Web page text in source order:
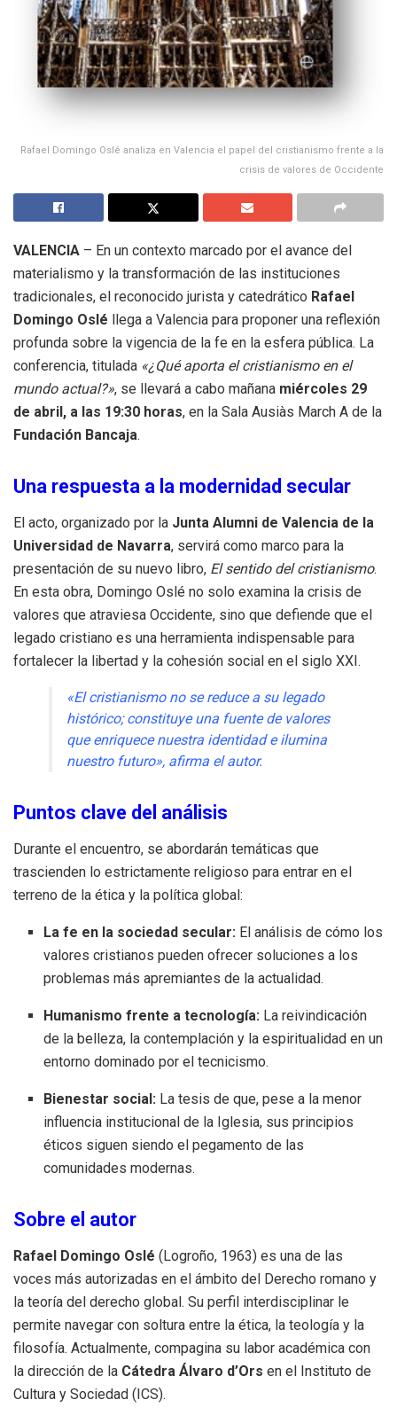
Rafael Domingo Oslé analiza en Valencia el papel del cristianismo frente a la
crisis de valores de Occidente
VALENCIA – En un contexto marcado por el avance del
materialismo y la transformación de las instituciones
tradicionales, el reconocido jurista y catedrático Rafael
Domingo Oslé llega a Valencia para proponer una reflexión
profunda sobre la vigencia de la fe en la esfera pública. La
conferencia, titulada «¿Qué aporta el cristianismo en el
mundo actual?», se llevará a cabo mañana miércoles 29
de abril, a las 19:30 horas, en la Sala Ausiàs March A de la
Fundación Bancaja.
Una respuesta a la modernidad secular
El acto, organizado por la Junta Alumni de Valencia de la
Universidad de Navarra, servirá como marco para la
presentación de su nuevo libro, El sentido del cristianismo.
En esta obra, Domingo Oslé no solo examina la crisis de
valores que atraviesa Occidente, sino que defiende que el
legado cristiano es una herramienta indispensable para
fortalecer la libertad y la cohesión social en el siglo XXI.
«El cristianismo no se reduce a su legado
histórico; constituye una fuente de valores
que enriquece nuestra identidad e ilumina
nuestro futuro», afirma el autor.
Puntos clave del análisis
Durante el encuentro, se abordarán temáticas que
trascienden lo estrictamente religioso para entrar en el
terreno de la ética y la política global:
La fe en la sociedad secular: El análisis de cómo los
valores cristianos pueden ofrecer soluciones a los
problemas más apremiantes de la actualidad.
Humanismo frente a tecnología: La reivindicación
de la belleza, la contemplación y la espiritualidad en un
entorno dominado por el tecnicismo.
Bienestar social: La tesis de que, pese a la menor
influencia institucional de la Iglesia, sus principios
éticos siguen siendo el pegamento de las
comunidades modernas.
Sobre el autor
Rafael Domingo Oslé (Logroño, 1963) es una de las
voces más autorizadas en el ámbito del Derecho romano y
la teoría del derecho global. Su perfil interdisciplinar le
permite navegar con soltura entre la ética, la teología y la
filosofía. Actualmente, compagina su labor académica con
la dirección de la Cátedra Álvaro d’Ors en el Instituto de
Cultura y Sociedad (ICS).